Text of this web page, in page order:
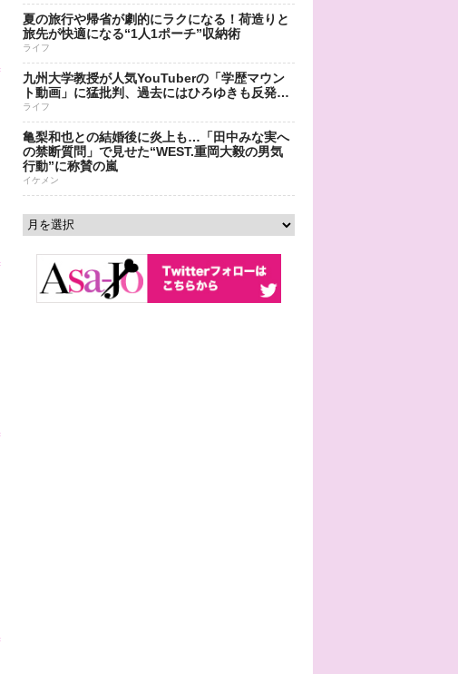
夏の旅行や帰省が劇的にラクになる！荷造りと
旅先が快適になる“1人1ポーチ”収納術
ライフ
九州大学教授が人気YouTuberの「学歴マウン
ト動画」に猛批判、過去にはひろゆきも反発…
ライフ
亀梨和也との結婚後に炎上も…「田中みな実へ
の禁断質問」で見せた“WEST.重岡大毅の男気
行動”に称賛の嵐
イケメン